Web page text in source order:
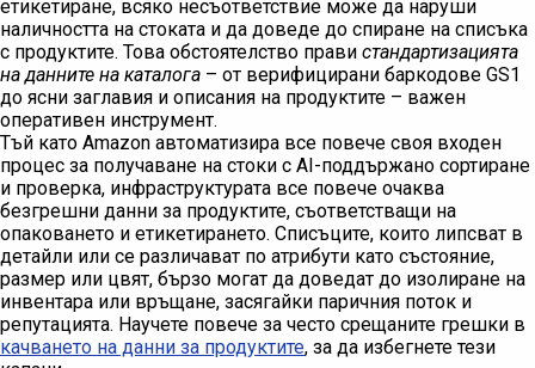
етикетиране, всяко несъответствие може да наруши
наличността на стоката и да доведе до спиране на списъка
с продуктите. Това обстоятелство прави стандартизацията
на данните на каталога – от верифицирани баркодове GS1
до ясни заглавия и описания на продуктите – важен
оперативен инструмент.
Тъй като Amazon автоматизира все повече своя входен
процес за получаване на стоки с AI-поддържано сортиране
и проверка, инфраструктурата все повече очаква
безгрешни данни за продуктите, съответстващи на
опаковането и етикетирането. Списъците, които липсват в
детайли или се различават по атрибути като състояние,
размер или цвят, бързо могат да доведат до изолиране на
инвентара или връщане, засягайки паричния поток и
репутацията. Научете повече за често срещаните грешки в
качването на данни за продуктите, за да избегнете тези